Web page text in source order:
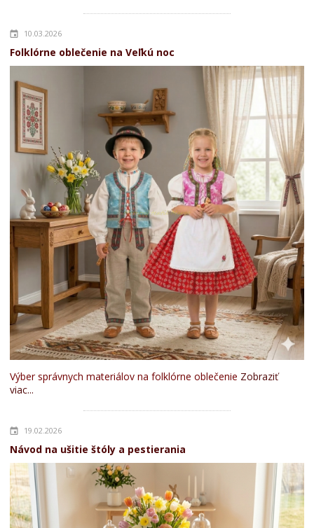
10.03.2026
Folklórne oblečenie na Veľkú noc
Výber správnych materiálov na folklórne oblečenie Zobraziť
viac...
19.02.2026
Návod na ušitie štóly a pestierania